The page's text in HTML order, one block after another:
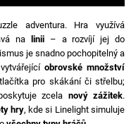
adventura. Hra využívá
na linii– a rozvíjí jej do
je snadno pochopitelný a
obrovské množství
pro skákání či střelbu;
zcela nový zážitek.
hry, kde si Linelight simuluje